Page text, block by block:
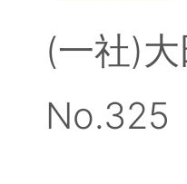
(一社)
No.325